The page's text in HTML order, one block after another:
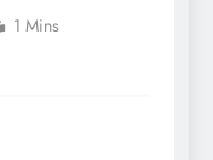
1 Mins